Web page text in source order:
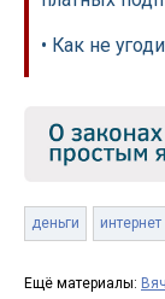
• Как не
деньги интернет
Ещё материалы: